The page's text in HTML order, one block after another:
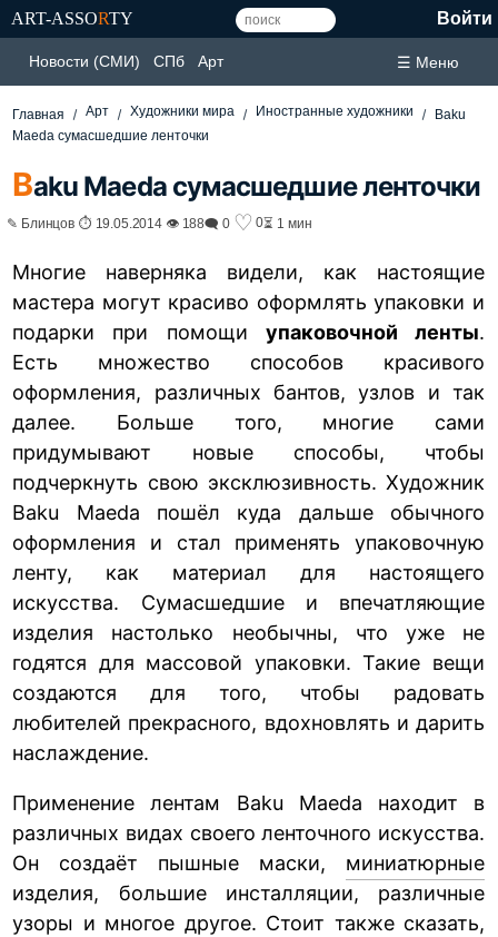
ART-ASSORTY Войти
Новости (СМИ) СПб Арт ☰ Меню
Главная Арт Художники мира Иностранные художники
Baku
Maeda сумасшедшие ленточки
Baku Maeda сумасшедшие ленточки
✎ Блинцов ⏱ 19.05.2014 👁 188🗨 0 ♡ 0⏳ 1 мин
Многие наверняка видели, как настоящие
мастера могут красиво оформлять упаковки и
подарки при помощи упаковочной ленты.
Есть множество способов красивого
оформления, различных бантов, узлов и так
далее. Больше того, многие сами
придумывают новые способы, чтобы
подчеркнуть свою эксклюзивность. Художник
Baku Maeda пошёл куда дальше обычного
оформления и стал применять упаковочную
ленту, как материал для настоящего
искусства. Сумасшедшие и впечатляющие
изделия настолько необычны, что уже не
годятся для массовой упаковки. Такие вещи
создаются для того, чтобы радовать
любителей прекрасного, вдохновлять и дарить
наслаждение.
Применение лентам Baku Maeda находит в
различных видах своего ленточного искусства.
Он создаёт пышные маски, миниатюрные
изделия, большие инсталляции, различные
узоры и многое другое. Стоит также сказать,